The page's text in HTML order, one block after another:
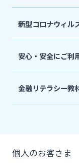
新型コロナウィル
安心・安全にご利
金融リテラシー教
個人のお客さま